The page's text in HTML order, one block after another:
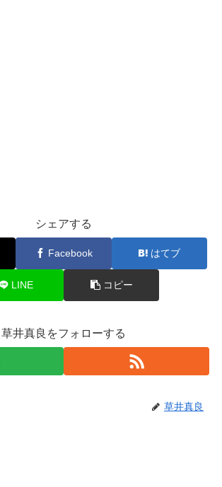
シェアする
Facebook はてブ
LINE コピー
草井真良をフォローする
草井真良